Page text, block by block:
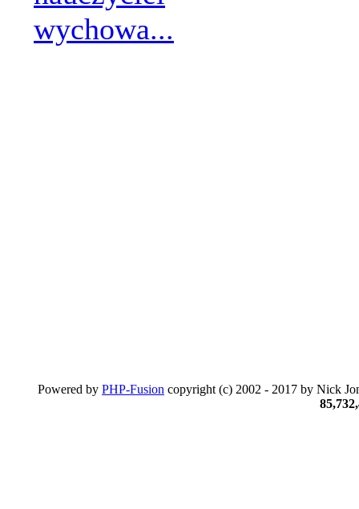
wychowa...
Powered by PHP-Fusion copyright (c) 2002 - 2017 by Nick